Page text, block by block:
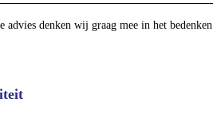
denken wij graag mee in het bedenken